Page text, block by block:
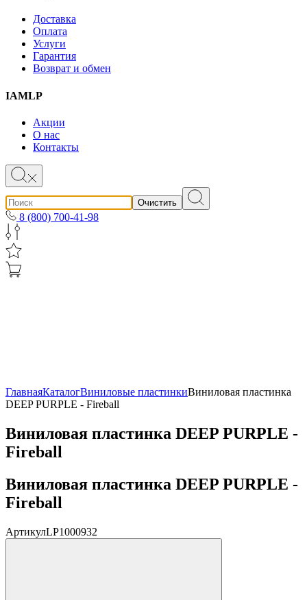
Доставка
Оплата
Услуги
Гарантия
Возврат и обмен
IAMLP
Акции
О нас
Контакты
Очистить
8 (800) 700-41-98
ГлавнаяКаталогВиниловые пластинкиВиниловая пластинка
DEEP PURPLE - Fireball
Виниловая пластинка DEEP PURPLE -
Fireball
Виниловая пластинка DEEP PURPLE -
Fireball
АртикулLP1000932